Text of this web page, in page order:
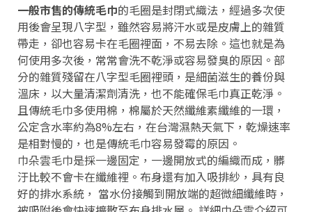
一般市售的傳統毛巾的毛圈是封閉式織法，經過多次使
用後會呈現八字型，雖然容易將汗水或是皮膚上的雜質
帶走，卻也容易卡在毛圈裡面，不易去除。這也就是為
何使用多次後，常常會洗不乾淨或容易發臭的原因。部
分的雜質殘留在八字型毛圈裡頭，是細菌滋生的養份與
溫床，以大量清潔劑清洗，也不能確保毛巾真正乾淨。
且傳統毛巾多使用棉，棉屬於天然纖維素纖維的一環，
公定含水率約為8%左右，在台灣濕熱天氣下，乾燥速率
是相對慢的，也是傳統毛巾容易發霉的原因。
巾朵雲毛巾是採一邊固定，一邊開放式的編織而成，髒
汙比較不會卡在纖維裡。布身還有加入吸排紗，具有良
好的排水系統， 當水份接觸到開放端的超微細纖維時，